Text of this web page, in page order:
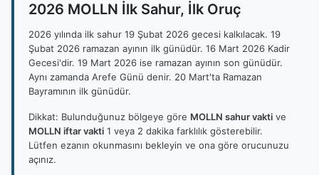
2026 MOLLN İlk Sahur, İlk Oruç
2026 yılında ilk sahur 19 Şubat 2026 gecesi kalkılacak. 19
Şubat 2026 ramazan ayının ilk günüdür. 16 Mart 2026 Kadir
Gecesi'dir. 19 Mart 2026 ise ramazan ayının son günüdür.
Aynı zamanda Arefe Günü denir. 20 Mart'ta Ramazan
Bayramının ilk günüdür.
Dikkat: Bulunduğunuz bölgeye göre MOLLN sahur vakti ve
MOLLN iftar vakti 1 veya 2 dakika farklılık gösterebilir.
Lütfen ezanın okunmasını bekleyin ve ona göre orucunuzu
açınız.